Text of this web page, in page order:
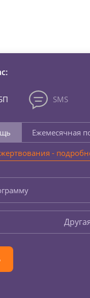
SMS
Ежемесячная
-